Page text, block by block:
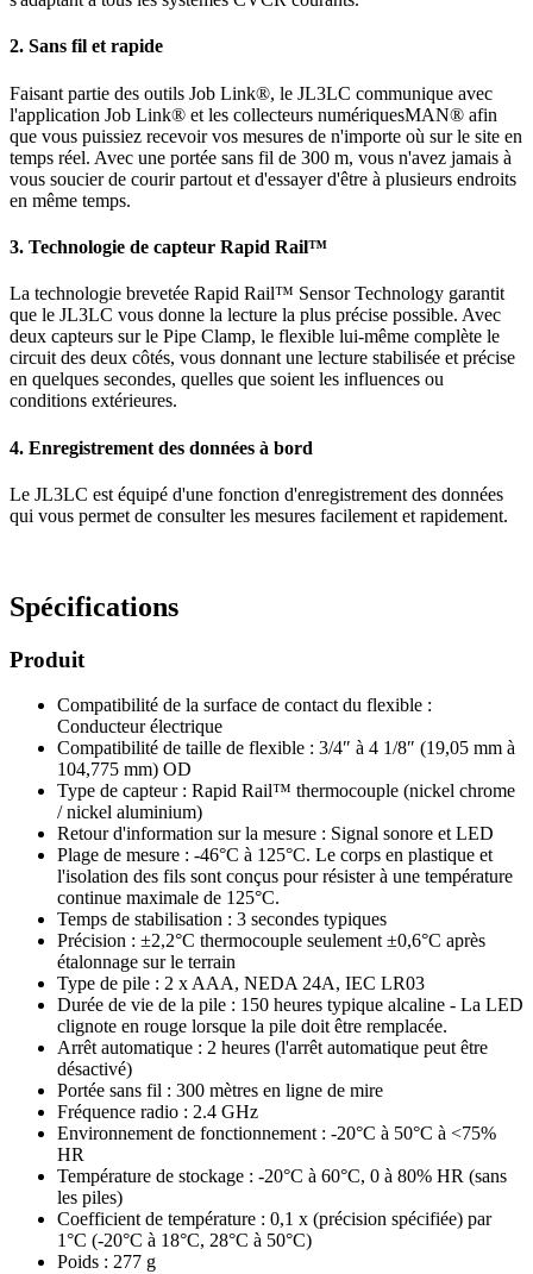
2. Sans fil et rapide
Faisant partie des outils Job Link®, le JL3LC communique avec
l'application Job Link® et les collecteurs numériquesMAN® afin
que vous puissiez recevoir vos mesures de n'importe où sur le site en
temps réel. Avec une portée sans fil de 300 m, vous n'avez jamais à
vous soucier de courir partout et d'essayer d'être à plusieurs endroits
en même temps.
3. Technologie de capteur Rapid Rail™
La technologie brevetée Rapid Rail™ Sensor Technology garantit
que le JL3LC vous donne la lecture la plus précise possible. Avec
deux capteurs sur le Pipe Clamp, le flexible lui-même complète le
circuit des deux côtés, vous donnant une lecture stabilisée et précise
en quelques secondes, quelles que soient les influences ou
conditions extérieures.
4. Enregistrement des données à bord
Le JL3LC est équipé d'une fonction d'enregistrement des données
qui vous permet de consulter les mesures facilement et rapidement.
Spécifications
Produit
Compatibilité de la surface de contact du flexible :
Conducteur électrique
Compatibilité de taille de flexible : 3/4″ à 4 1/8″ (19,05 mm à
104,775 mm) OD
Type de capteur : Rapid Rail™ thermocouple (nickel chrome
/ nickel aluminium)
Retour d'information sur la mesure : Signal sonore et LED
Plage de mesure : -46°C à 125°C. Le corps en plastique et
l'isolation des fils sont conçus pour résister à une température
continue maximale de 125°C.
Temps de stabilisation : 3 secondes typiques
Précision : ±2,2°C thermocouple seulement ±0,6°C après
étalonnage sur le terrain
Type de pile : 2 x AAA, NEDA 24A, IEC LR03
Durée de vie de la pile : 150 heures typique alcaline - La LED
clignote en rouge lorsque la pile doit être remplacée.
Arrêt automatique : 2 heures (l'arrêt automatique peut être
désactivé)
Portée sans fil : 300 mètres en ligne de mire
Fréquence radio : 2.4 GHz
Environnement de fonctionnement : -20°C à 50°C à <75%
HR
Température de stockage : -20°C à 60°C, 0 à 80% HR (sans
les piles)
Coefficient de température : 0,1 x (précision spécifiée) par
1°C (-20°C à 18°C, 28°C à 50°C)
Poids : 277 g